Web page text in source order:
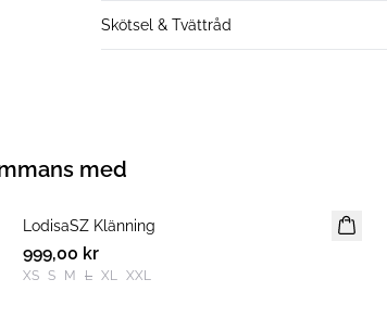
Skötsel & Tvättråd
med
NYHET
LodisaSZ Klänning
999,00 kr
XS S M L XL XXL